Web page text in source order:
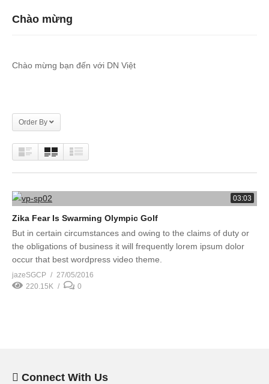
Chào mừng
Chào mừng bạn đến với DN Việt
Order By
03:03
Zika Fear Is Swarming Olympic Golf
But in certain circumstances and owing to the claims of duty or
the obligations of business it will frequently lorem ipsum dolor
occur that best wordpress video theme.
jazeSGCP
27/05/2016
220.15K
0
Connect With Us